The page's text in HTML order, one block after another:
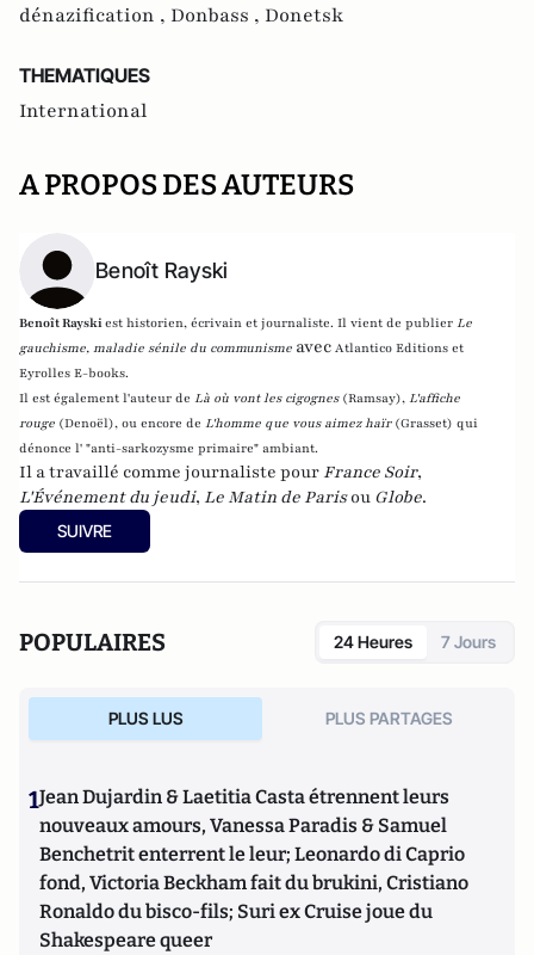
dénazification , Donbass , Donetsk
THEMATIQUES
International
A PROPOS DES AUTEURS
Benoît Rayski
Benoît Rayskiest historien, écrivain et journaliste. Il vient de publier Le
gauchisme, maladie sénile du communisme avec Atlantico Editions et
Eyrolles E-books.
Il est également l'auteur de Là où vont les cigognes (Ramsay), L'affiche
rouge (Denoël), ou encore de L'homme que vous aimez haïr (Grasset) qui
dénonce l' "anti-sarkozysme primaire" ambiant.
Il a travaillé comme journaliste pour France Soir,
L'Événement du jeudi, Le Matin de Parisou Globe.
SUIVRE
POPULAIRES 24 Heures 7 Jours
PLUS LUS PLUS PARTAGES
1Jean Dujardin & Laetitia Casta étrennent leurs
nouveaux amours, Vanessa Paradis & Samuel
Benchetrit enterrent le leur; Leonardo di Caprio
fond, Victoria Beckham fait du brukini, Cristiano
Ronaldo du bisco-fils; Suri ex Cruise joue du
Shakespeare queer